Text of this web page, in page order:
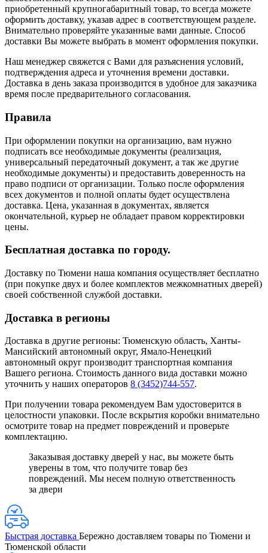
приобретенный крупногабаритный товар, то всегда можете
оформить доставку, указав адрес в соответствующем разделе.
Внимательно проверяйте указанные вами данные. Способ
доставки Вы можете выбрать в момент оформления покупки.
Наш менеджер свяжется с Вами для разъяснения условий,
подтверждения адреса и уточнения времени доставки.
Доставка в день заказа производится в удобное для заказчика
время после предварительного согласования.
Правила
При оформлении покупки на организацию, вам нужно
подписать все необходимые документы (реализация,
универсальный передаточный документ, а так же другие
необходимые документы) и предоставить доверенность на
право подписи от организации. Только после оформления
всех документов и полной оплаты будет осуществлена
доставка. Цена, указанная в документах, является
окончательной, курьер не обладает правом корректировки
цены.
Бесплатная доставка по городу.
Доставку по Тюмени наша компания осуществляет бесплатно
(при покупке двух и более комплектов межкомнатных дверей)
своей собственной службой доставки.
Доставка в регионы
Доставка в другие регионы: Тюменскую область, Ханты-
Мансийский автономный округ, Ямало-Ненецкий
автономный округ производит транспортная компания
Вашего региона. Стоимость данного вида доставки можно
уточнить у наших операторов 8 (3452)744-557.
При получении товара рекомендуем Вам удостоверится в
целостности упаковки. После вскрытия коробки внимательно
осмотрите товар на предмет повреждений и проверьте
комплектацию.
Заказывая доставку дверей у нас, вы можете быть
уверены в том, что получите товар без
повреждений. Мы несем полную ответственность
за двери
Быстрая доставка Бережно доставляем товары по Тюмени и
Тюменской области